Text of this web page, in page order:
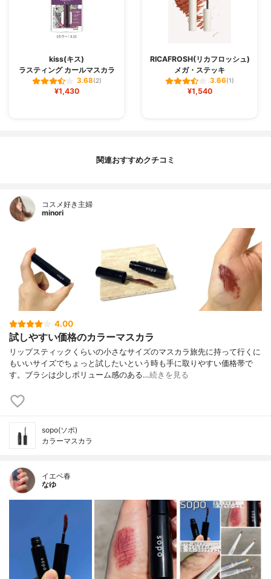
kiss(キス)
ラスティング カールマスカラ
3.68(2)
¥1,430
RICAFROSH(リカフロッシュ)
メガ・ステッキ
3.66(1)
¥1,540
関連おすすめクチコミ
コスメ好き主婦
minori
4.00
試しやすい価格のカラーマスカラ
リップスティックくらいの小さなサイズのマスカラ旅先に持って行くに
もいいサイズでちょっと試したいという時も手に取りやすい価格帯で
す。ブラシは少しボリューム感のある…続きを見る
sopo(ソポ)
カラーマスカラ
イエベ春
なゆ